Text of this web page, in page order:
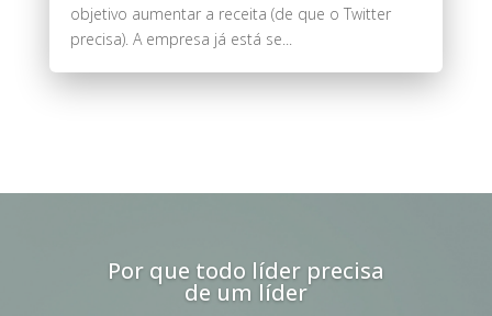
objetivo aumentar a receita (de que o Twitter
precisa). A empresa já está se...
Por que todo líder precisa
de um líder